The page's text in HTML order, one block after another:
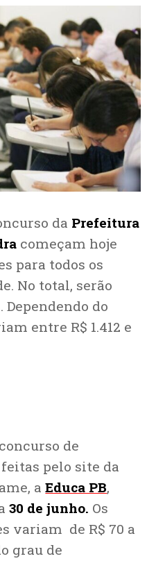
da Prefeitura
começam hoje
para todos os
No total, serão
Dependendo do
entre R$ 1.412 e
de
pelo site da
aEduca PB,
30 de junho. Os
variam de R$ 70 a
grau de